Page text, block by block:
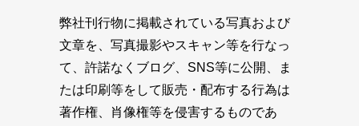
弊社刊行物に掲載されている写真および
文章を、写真撮影やスキャン等を行なっ
て、許諾なくブログ、SNS等に公開、ま
たは印刷等をして販売・配布する行為は
著作権、肖像権等を侵害するものであ